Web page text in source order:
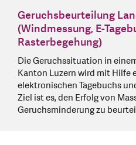
Geruchsbeurteilung
(Windmessung, E-
Rasterbegehung)
Die Geruchssituation in
Kanton Luzern wird mit Hilfe
elektronischen Tagebuchs
Ziel ist es, den Erfolg von
Geruchsminderung zu